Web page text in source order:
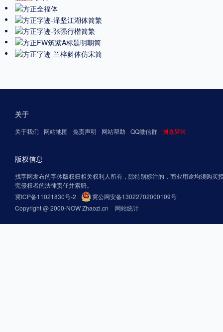
关于
关于我们 网站地图 免责声明 网站帮助 QQ微信群 浏览异常
版权信息
找字网发布的字体版权归相关权利人所有，除特别标注的，商业用途均须购买
究侵权者的法律责任并索赔。
冀ICP备11021830号-2
冀公网安备13022702000109号
Copyright @ 2000-NOW Zhaozi.cn
网站统计